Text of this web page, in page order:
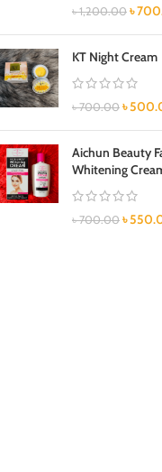
৳1,200.00 ৳
KT Night Cream
৳700.00 ৳
Aichun Beauty
Whitening
৳700.00 ৳